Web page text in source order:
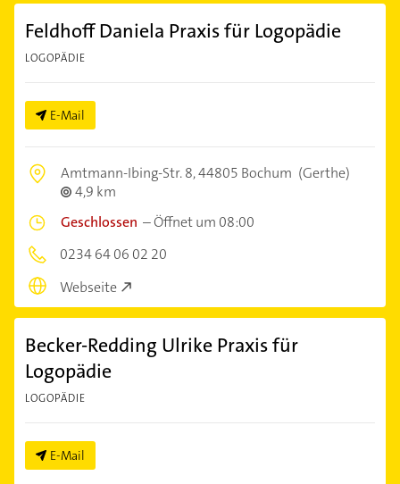
Feldhoff Daniela Praxis für Logopädie
LOGOPÄDIE
E-Mail
Amtmann-Ibing-Str. 8,44805 Bochum (Gerthe)
4,9 km
Geschlossen –Öffnet um 08:00
0234 64 06 02 20
Webseite
Becker-Redding Ulrike Praxis für
Logopädie
LOGOPÄDIE
E-Mail